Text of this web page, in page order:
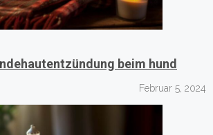
beim hund
Februar 5, 2024